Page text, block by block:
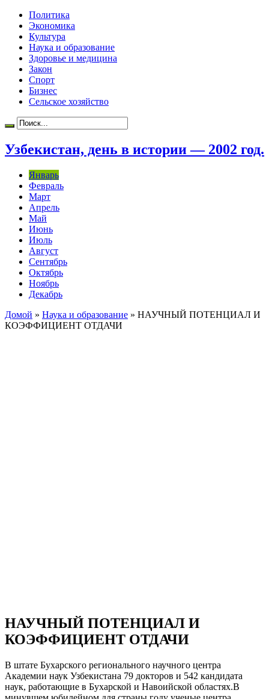
Политика
Экономика
Культура
Наука и образование
Здоровье и медицина
Закон
Спорт
Бизнес
Сельское хозяйство
Узбекистан, день в истории — 2002 год.
Январь
Февраль
Март
Апрель
Май
Июнь
Июль
Август
Сентябрь
Октябрь
Ноябрь
Декабрь
Домой » Наука и образование » НАУЧНЫЙ ПОТЕНЦИАЛ И
КОЭФФИЦИЕНТ ОТДАЧИ
НАУЧНЫЙ ПОТЕНЦИАЛ И
КОЭФФИЦИЕНТ ОТДАЧИ
В штате Бухарского регионального научного центра
Академии наук Узбекистана 79 докторов и 542 кандидата
наук, работающие в Бухарской и Навоийской областях.В